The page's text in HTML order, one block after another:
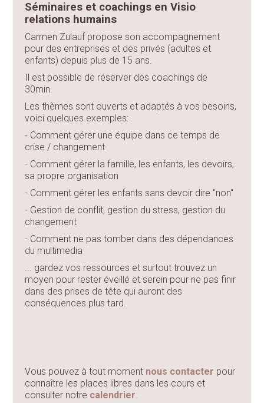
Séminaires et coachings en Visio
relations humains
Carmen Zulauf propose son accompagnement
pour des entreprises et des privés (adultes et
enfants) depuis plus de 15 ans.
Il est possible de réserver des coachings de
30min.
Les thèmes sont ouverts et adaptés à vos besoins,
voici quelques exemples:
- Comment gérer une équipe dans ce temps de
crise / changement
- Comment gérer la famille, les enfants, les devoirs,
sa propre organisation
- Comment gérer les enfants sans devoir dire "non"
- Gestion de conflit, gestion du stress, gestion du
changement
- Comment ne pas tomber dans des dépendances
du multimedia
... gardez vos ressources et surtout trouvez un
moyen pour rester éveillé et serein pour ne pas finir
dans des prises de tête qui auront des
conséquences plus tard.
Vous pouvez à tout moment nous contacter pour
connaître les places libres dans les cours et
consulter notre calendrier.